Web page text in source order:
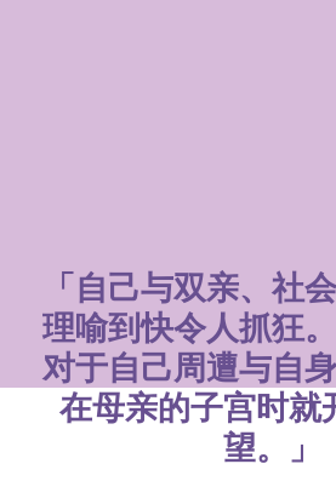
「自己与双亲、社
理喻到快令人抓狂
对于自己周遭与自
在母亲的子宫时就
望。」